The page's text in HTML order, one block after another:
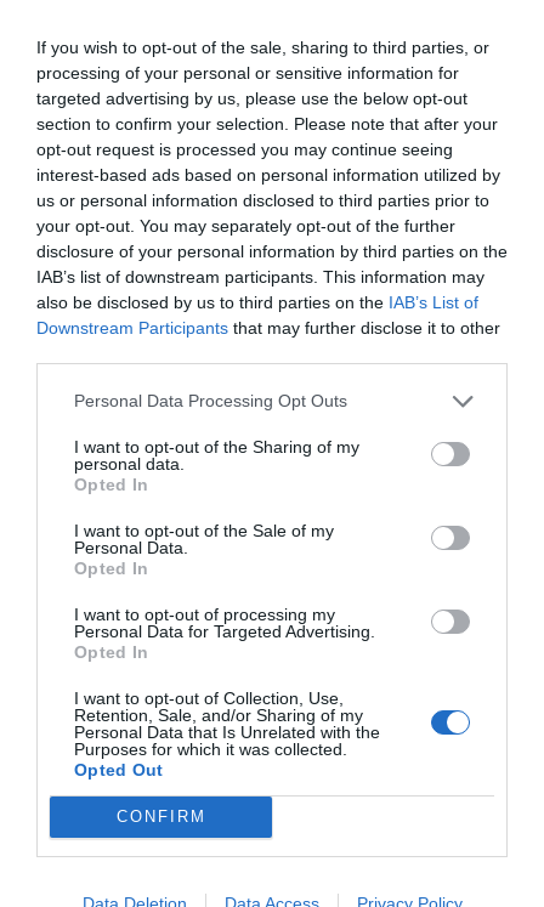
If you wish to opt-out of the sale, sharing to third parties, or
processing of your personal or sensitive information for
targeted advertising by us, please use the below opt-out
section to confirm your selection. Please note that after your
opt-out request is processed you may continue seeing
interest-based ads based on personal information utilized by
us or personal information disclosed to third parties prior to
your opt-out. You may separately opt-out of the further
disclosure of your personal information by third parties on the
IAB’s list of downstream participants. This information may
also be disclosed by us to third parties on the IAB’s List of
Downstream Participants that may further disclose it to other
Personal Data Processing Opt Outs
I want to opt-out of the Sharing of my
personal data.
Opted In
I want to opt-out of the Sale of my
Personal Data.
Opted In
I want to opt-out of processing my
Personal Data for Targeted Advertising.
Opted In
I want to opt-out of Collection, Use,
Retention, Sale, and/or Sharing of my
Personal Data that Is Unrelated with the
Purposes for which it was collected.
Opted Out
CONFIRM
Data Deletion Data Access Privacy Policy